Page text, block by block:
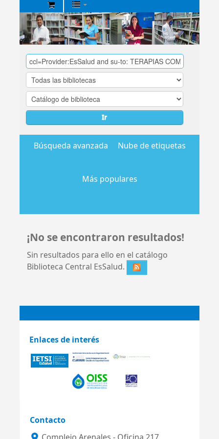
Biblioteca
Central
EsSalud
Ir
Búsqueda avanzada Nube de etiquetas
Más populares
¡No se encontraron resultados!
Sin resultados para ello en el catálogo
Biblioteca Central EsSalud.
Enlaces de interés
Contacto